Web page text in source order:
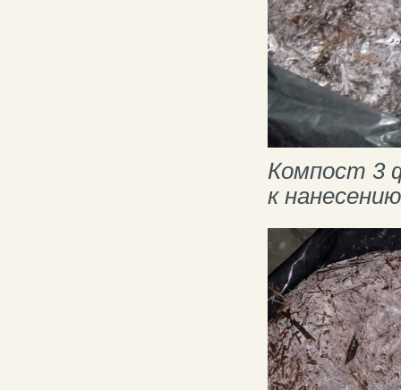
Компост 3
к